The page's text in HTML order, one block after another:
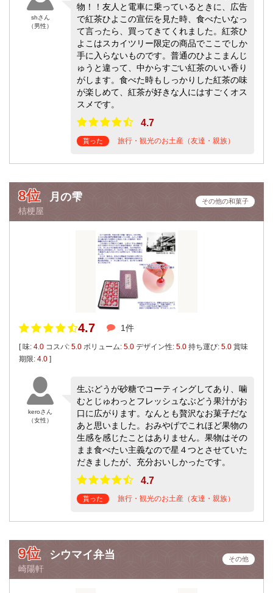
shさん
（男性）
物！！友人と電車に乗っているときに、広告
で紅茶ひよこの宣伝を見た時、食べたいなっ
て言ったら、買ってきてくれました。紅茶ひ
よこはスカイツリー限定の商品でここでしか
手に入らないものです。普通のひよこまんじ
ゅうと違って、中からすごい紅茶のいい香り
がします。食べた時もしっかりした紅茶の味
が楽しめて、紅茶が好きな人にはすごくオス
スメです。
4.7
貰った 旅行・観光のお土産（友達・親族）
8位 月の雫
桔梗屋
その他の和菓子
4.7 1件
[ 味: 4.0 コスパ: 5.0 ボリューム: 5.0 デザイン性: 5.0 持ち運び: 5.0 賞味
期限: 4.0 ]
keroさん
（女性）
生ぶどうが砂糖でコーティングしてあり、噛
むとじゅわっとフレッシュなぶどう果汁がお
口に広がります。なんとも贅沢なお菓子だな
あと思いました。おみやげでこれほど果物の
生感を感じたことはありません。果物はその
まま食べたい主義なので星４つとさせていた
だきましたが、充分おいしかったです。
4.7
貰った 旅行・観光のお土産（友達・親族）
9位 シウマイ弁当
崎陽軒
その他